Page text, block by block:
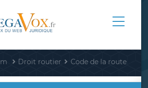
Droit routier Code de la route